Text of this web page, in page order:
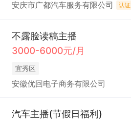
安庆市广都汽车服务有限公司 认证
不露脸读稿主播
3000-6000元/月
宜秀区
安徽优回电子商务有限公司
汽车主播(节假日福利)